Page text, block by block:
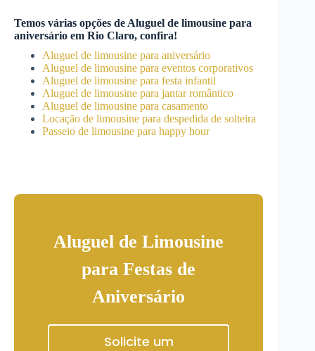
Temos várias opções de Aluguel de limousine para
aniversário em Rio Claro, confira!
Aluguel de limousine para aniversário
Aluguel de limousine para eventos corporativos
Aluguel de limousine para festa infantil
Aluguel de limousine para jantar romântico
Aluguel de limousine para casamento
Locação de limousine para despedida de solteira
Passeio de limousine para happy hour
Aluguel de Limousine
para Festas de
Aniversário
Solicite um